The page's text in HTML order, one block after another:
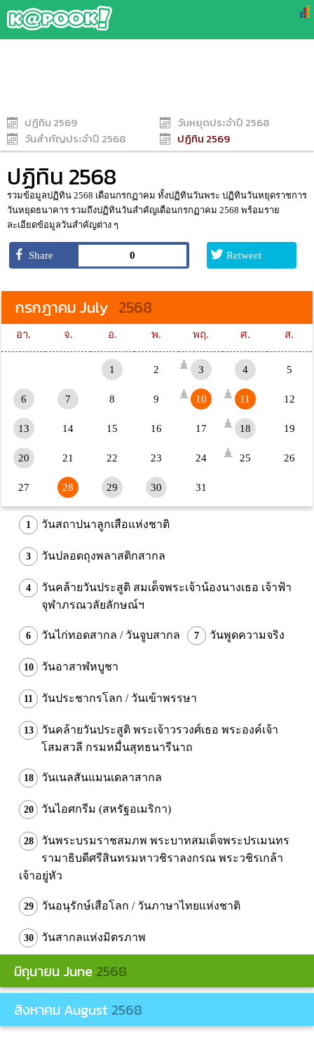
ปฏิทิน 2569
วันหยุดประจำปี 2568
วันสำคัญประจำปี 2568
ปฏิทิน 2569
ปฏิทิน 2568
รวมข้อมูลปฏิทิน 2568 เดือนกรกฏาคม ทั้งปฏิทินวันพระ ปฏิทินวันหยุดราชการ
วันหยุดธนาคาร รวมถึงปฏิทินวันสำคัญเดือนกรกฏาคม 2568 พร้อมราย
ละเอียดข้อมูลวันสำคัญต่าง ๆ
0
กรกฎาคมJuly 2568
อา. จ. อ. พ. พฤ. ศ. ส.
1 2 3 4 5
6 7 8 9 10 11 12
13 14 15 16 17 18 19
20 21 22 23 24 25 26
27 28 29 30 31
1 วันสถาปนาลูกเสือแห่งชาติ
3 วันปลอดถุงพลาสติกสากล
4
วันคล้ายวันประสูติ สมเด็จพระเจ้าน้องนางเธอ เจ้าฟ้า
จุฬาภรณวลัยลักษณ์ฯ
6 วันไก่ทอดสากล / วันจูบสากล 7 วันพูดความจริง
10 วันอาสาฬหบูชา
11 วันประชากรโลก / วันเข้าพรรษา
13
วันคล้ายวันประสูติ พระเจ้าวรวงศ์เธอ พระองค์เจ้า
โสมสวลี กรมหมื่นสุทธนารีนาถ
18 วันเนลสันแมนเดลาสากล
20 วันไอศกรีม (สหรัฐอเมริกา)
28
วันพระบรมราชสมภพ พระบาทสมเด็จพระปรเมนทร
รามาธิบดีศรีสินทรมหาวชิราลงกรณ พระวชิรเกล้า
เจ้าอยู่หัว
29 วันอนุรักษ์เสือโลก / วันภาษาไทยแห่งชาติ
30 วันสากลแห่งมิตรภาพ
มิถุนายน June 2568
สิงหาคม August 2568